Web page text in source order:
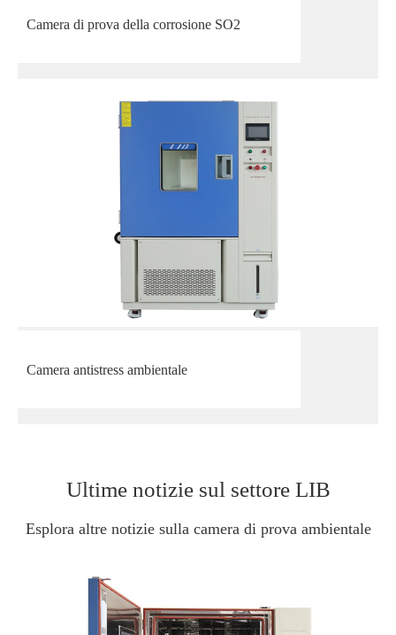
Camera di prova della corrosione SO2
Camera antistress ambientale
Ultime notizie sul settore LIB
Esplora altre notizie sulla camera di prova ambientale